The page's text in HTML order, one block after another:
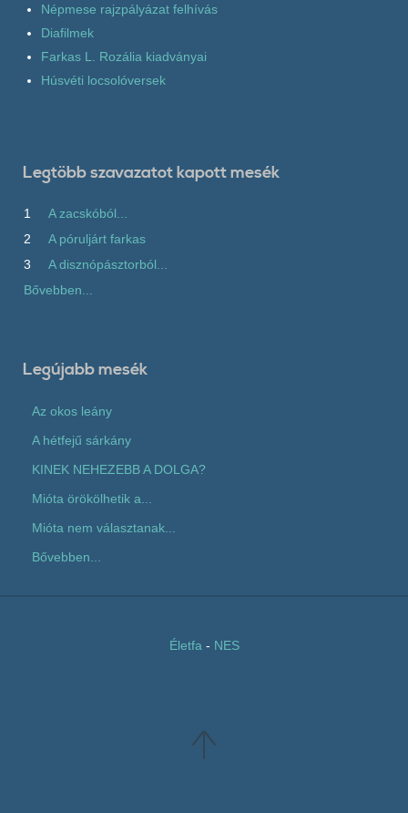
Népmese rajzpályázat felhívás
Diafilmek
Farkas L. Rozália kiadványai
Húsvéti locsolóversek
Legtöbb szavazatot kapott mesék
1
A zacskóból...
2
A póruljárt farkas
3
A disznópásztorból...
Bővebben...
Legújabb mesék
Az okos leány
A hétfejű sárkány
KINEK NEHEZEBB A DOLGA?
Mióta örökölhetik a...
Mióta nem választanak...
Bővebben...
Életfa - NES